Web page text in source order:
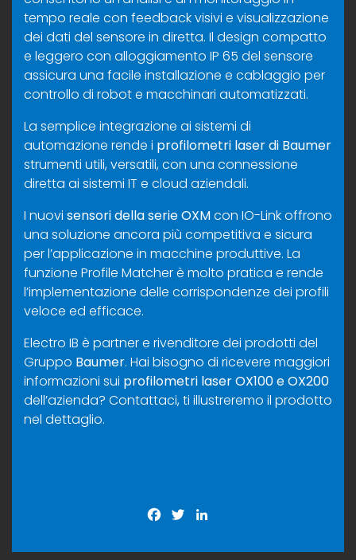
tempo reale con feedback visivi e visualizzazione
dei dati del sensore in diretta. Il design compatto
e leggero con alloggiamento IP 65 del sensore
assicura una facile installazione e cablaggio per
controllo di robot e macchinari automatizzati.
La semplice integrazione ai sistemi di
automazione rende i profilometri laser di Baumer
strumenti utili, versatili, con una connessione
diretta ai sistemi IT e cloud aziendali.
I nuovi sensori della serie OXMcon IO-Link offrono
una soluzione ancora più competitiva e sicura
per l’applicazione in macchine produttive. La
funzione Profile Matcher è molto pratica e rende
l’implementazione delle corrispondenze dei profili
veloce ed efficace.
Electro IB è partner e rivenditore dei prodotti del
Gruppo Baumer. Hai bisogno di ricevere maggiori
informazioni sui profilometri laser OX100 e OX200
dell’azienda? Contattaci, ti illustreremo il prodotto
nel dettaglio.
Facebook
Twitter